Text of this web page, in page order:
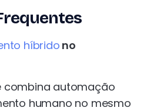
híbrido no
combina automação
humano no mesmo